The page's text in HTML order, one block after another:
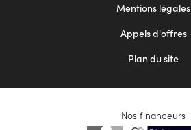
Mentions légales
Appels d'offres
Plan du site
Nos financeurs